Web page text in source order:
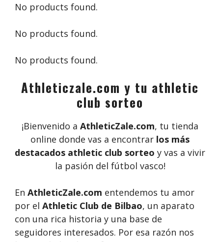
No products found.
No products found.
No products found.
Athleticzale.com y tu athletic
club sorteo
¡Bienvenido a AthleticZale.com, tu tienda
online donde vas a encontrar los más
destacados athletic club sorteo y vas a vivir
la pasión del fútbol vasco!
En AthleticZale.com entendemos tu amor
por el Athletic Club de Bilbao, un aparato
con una rica historia y una base de
seguidores interesados. Por esa razón nos